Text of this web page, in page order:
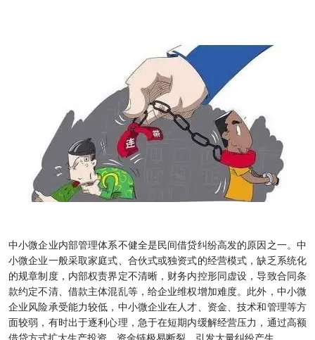
中小微企业内部管理体系不健全是民间借贷纠纷高发的原因之一。中
小微企业一般采取家庭式、合伙式或独资式的经营模式，缺乏系统化
的规章制度，内部权责界定不清晰，财务内控形同虚设，导致合同条
款约定不清、借款主体混乱等，给企业维权增加难度。此外，中小微
企业风险承受能力较低，中小微企业在人才、资金、技术和管理等方
面较弱，有时出于逐利心理，急于在短期内缓解经营压力，通过高额
借贷方式扩大生产投资，资金链极易断裂，引发大量纠纷产生。